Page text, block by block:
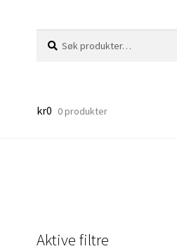
etter:
kr0 0 produkter
Aktive filtre